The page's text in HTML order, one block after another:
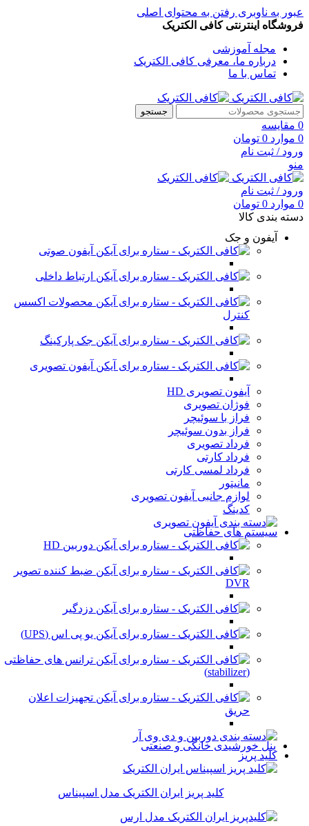
عبور به ناوبری رفتن به محتوای اصلی
فروشگاه اینترنتی کافی الکتریک
مجله آموزشی
درباره ما، معرفی کافی الکتریک
تماس با ما
جستجو
0 مقایسه
0 موارد 0 تومان
ورود / ثبت نام
منو
ورود / ثبت نام
0 موارد 0 تومان
دسته بندی کالا
آیفون و جک
آیفون صوتی
ارتباط داخلی
محصولات اکسس
کنترل
جک پارکینگ
آیفون تصویری
آیفون تصویری HD
فوژان تصویری
فراز با سوئیچر
فراز بدون سوئیچر
فرداد تصویری
فرداد کارتی
فرداد لمسی کارتی
مانیتور
لوازم جانبی آیفون تصویری
کدینگ
سیستم های حفاظتی
دوربین HD
ضبط کننده تصویر
DVR
دزدگیر
یو پی اس (UPS)
ترانس های حفاظتی
(stabilizer)
تجهیزات اعلان
حریق
پنل خورشیدی خانگی و صنعتی
کلید پریز
کلید پریز ایران الکتریک مدل اسپیناس